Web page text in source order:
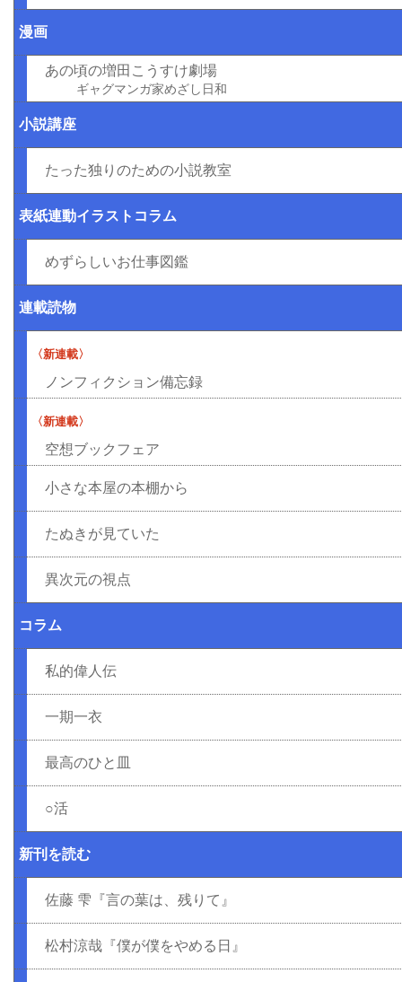
漫画
あの頃の増田こうすけ劇場
ギャグマンガ家めざし日和
小説講座
たった独りのための小説教室
表紙連動イラストコラム
めずらしいお仕事図鑑
連載読物
〈新連載〉
ノンフィクション備忘録
〈新連載〉
空想ブックフェア
小さな本屋の本棚から
たぬきが見ていた
異次元の視点
コラム
私的偉人伝
一期一衣
最高のひと皿
○活
新刊を読む
佐藤 雫『言の葉は、残りて』
松村涼哉『僕が僕をやめる日』